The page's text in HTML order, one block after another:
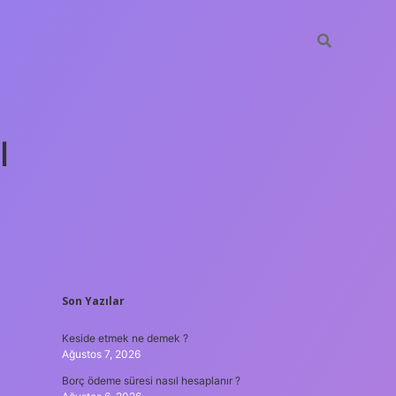
SIDEBAR
Son Yazılar
Keside etmek ne demek ?
Ağustos 7, 2026
Borç ödeme süresi nasıl hesaplanır ?